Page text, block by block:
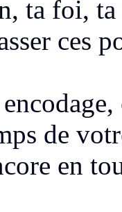
ta foi,
ces
de
en